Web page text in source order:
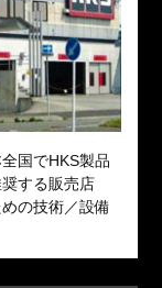
国でHKS製品
する販売店
の技術／設備